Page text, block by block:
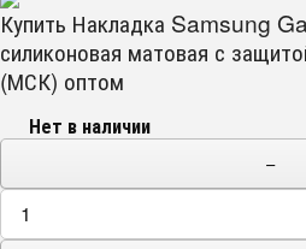
Купить Накладка Samsung
силиконовая матовая с
(МСК) оптом
Нет в наличии
−